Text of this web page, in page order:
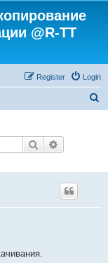
@R-TT
Login
Register
Search